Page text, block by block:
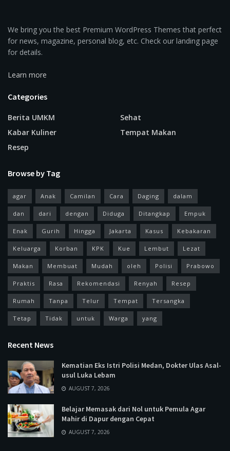
We bring you the best Premium WordPress Themes that perfect
for news, magazine, personal blog, etc. Check our landing page
for details.
Learn more
Categories
Berita UMKM
Kabar Kuliner
Resep
Sehat
Tempat Makan
Browse by Tag
agar Anak Camilan Cara Daging dalam
dan dari dengan Diduga Ditangkap Empuk
Enak Gurih Hingga Jakarta Kasus Kebakaran
Keluarga Korban KPK Kue Lembut Lezat
Makan Membuat Mudah oleh Polisi Prabowo
Praktis Rasa Rekomendasi Renyah Resep
Rumah Tanpa Telur Tempat Tersangka
Tetap Tidak untuk Warga yang
Recent News
Kematian Eks Istri Polisi Medan, Dokter Ulas Asal-
usul Luka Lebam
AUGUST 7, 2026
Belajar Memasak dari Nol untuk Pemula Agar
Mahir di Dapur dengan Cepat
AUGUST 7, 2026